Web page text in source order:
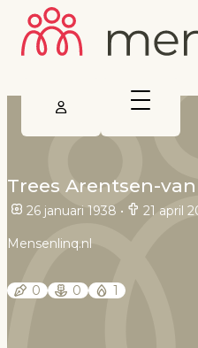
Trees Arentsen-
26 januari 1938 • 21 april
Mensenlinq.nl
0 0 1